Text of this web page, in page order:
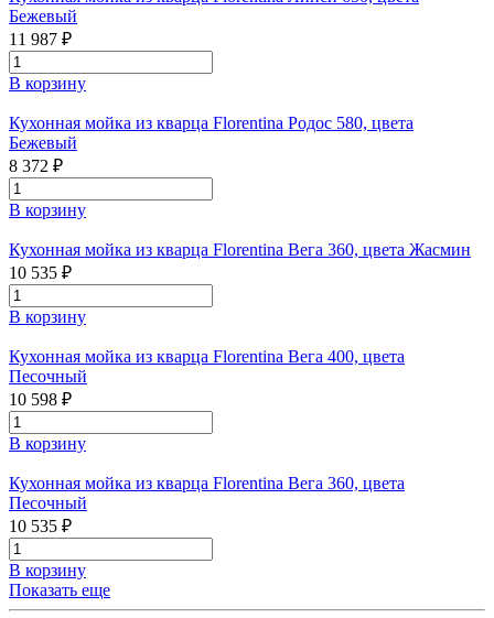
Бежевый
11 987 ₽
В корзину
Кухонная мойка из кварца Florentina Родос 580, цвета
Бежевый
8 372 ₽
В корзину
Кухонная мойка из кварца Florentina Вега 360, цвета Жасмин
10 535 ₽
В корзину
Кухонная мойка из кварца Florentina Вега 400, цвета
Песочный
10 598 ₽
В корзину
Кухонная мойка из кварца Florentina Вега 360, цвета
Песочный
10 535 ₽
В корзину
Показать еще